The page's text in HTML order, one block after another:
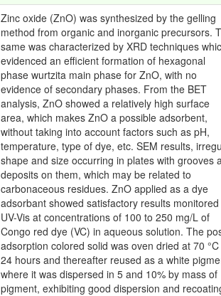
Zinc oxide (ZnO) was synthesized by the gelling
method from organic and inorganic precursors.
same was characterized by XRD techniques
evidenced an efficient formation of hexagonal
phase wurtzita main phase for ZnO, with no
evidence of secondary phases. From the BET
analysis, ZnO showed a relatively high surface
area, which makes ZnO a possible adsorbent,
without taking into account factors such as pH,
temperature, type of dye, etc. SEM results,
shape and size occurring in plates with grooves
deposits on them, which may be related to
carbonaceous residues. ZnO applied as a dye
adsorbant showed satisfactory results
UV-Vis at concentrations of 100 to 250 mg/L of
Congo red dye (VC) in aqueous solution. The
adsorption colored solid was oven dried at 70
24 hours and thereafter reused as a white
where it was dispersed in 5 and 10% by mass of
pigment, exhibiting good dispersion and